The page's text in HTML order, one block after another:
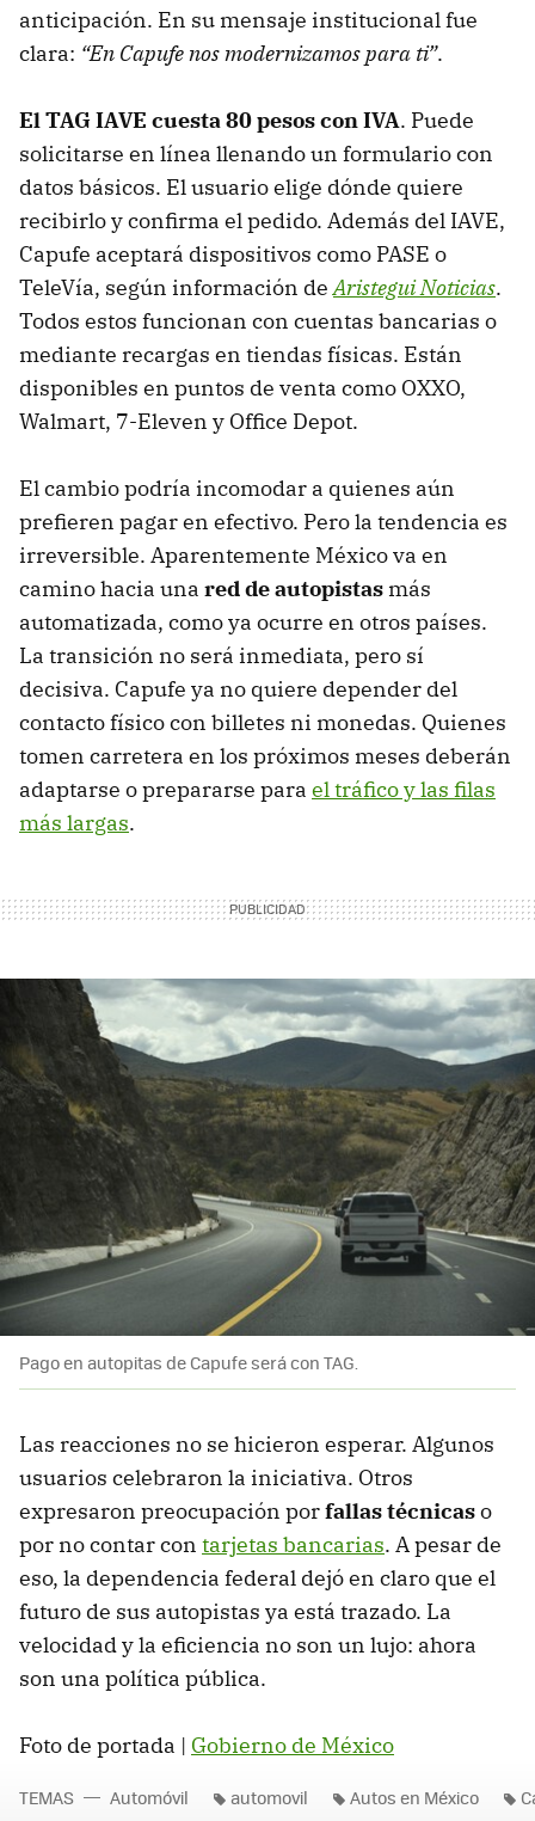
anticipación. En su mensaje institucional fue
clara: “En Capufe nos modernizamos para ti”.
El TAG IAVE cuesta 80 pesos con IVA. Puede
solicitarse en línea llenando un formulario con
datos básicos. El usuario elige dónde quiere
recibirlo y confirma el pedido. Además del IAVE,
Capufe aceptará dispositivos como PASE o
TeleVía, según información deAristegui Noticias.
Todos estos funcionan con cuentas bancarias o
mediante recargas en tiendas físicas. Están
disponibles en puntos de venta como OXXO,
Walmart, 7-Eleven y Office Depot.
El cambio podría incomodar a quienes aún
prefieren pagar en efectivo. Pero la tendencia es
irreversible. Aparentemente México va en
camino hacia una red de autopistas más
automatizada, como ya ocurre en otros países.
La transición no será inmediata, pero sí
decisiva. Capufe ya no quiere depender del
contacto físico con billetes ni monedas. Quienes
tomen carretera en los próximos meses deberán
adaptarse o prepararse para el tráfico y las filas
más largas.
Pago en autopitas de Capufe será con TAG.
Las reacciones no se hicieron esperar. Algunos
usuarios celebraron la iniciativa. Otros
expresaron preocupación porfallas técnicaso
por no contar con tarjetas bancarias. A pesar de
eso, la dependencia federal dejó en claro que el
futuro de sus autopistas ya está trazado. La
velocidad y la eficiencia no son un lujo: ahora
son una política pública.
Foto de portada | Gobierno de México
TEMAS Automóvil automovil Autos en México